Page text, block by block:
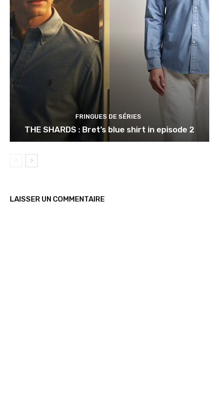
FRINGUES DE SÉRIES
THE SHARDS : Bret’s blue shirt in episode 2
LAISSER UN COMMENTAIRE